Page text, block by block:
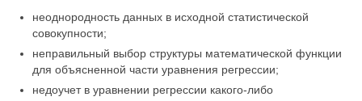
неоднородность данных в исходной статистической
совокупности;
неправильный выбор структуры математической функции
для объясненной части уравнения регрессии;
недоучет в уравнении регрессии какого-либо